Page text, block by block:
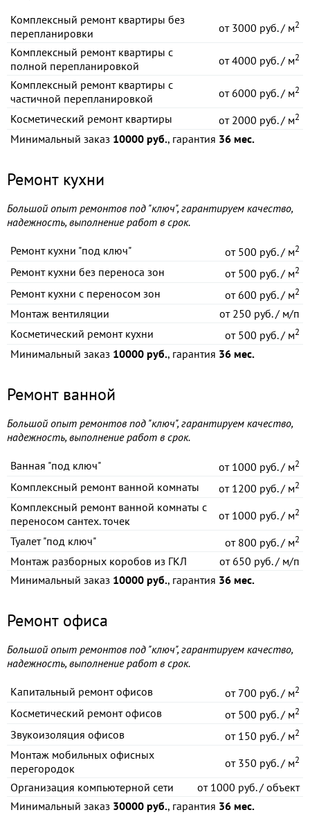
Комплексный ремонт квартиры без
перепланировки
от3000 руб. / м2
Комплексный ремонт квартиры с
полной перепланировкой
от4000 руб. / м2
Комплексный ремонт квартиры с
частичной перепланировкой
от6000 руб. / м2
Косметический ремонт квартиры от2000 руб. / м2
Минимальный заказ 10000 руб., гарантия 36 мес.
Ремонт кухни
Большой опыт ремонтов под "ключ", гарантируем качество,
надежность, выполнение работ в срок.
Ремонт кухни "под ключ" от500 руб. / м2
Ремонт кухни без переноса зон от500 руб. / м2
Ремонт кухни с переносом зон от600 руб. / м2
Монтаж вентиляции от250 руб. / м/п
Косметический ремонт кухни
от500 руб. / м2
Минимальный заказ 10000 руб., гарантия 36 мес.
Ремонт ванной
Большой опыт ремонтов под "ключ", гарантируем качество,
надежность, выполнение работ в срок.
Ванная "под ключ" от1000 руб. / м2
Комплексный ремонт ванной комнаты от1200 руб. / м2
Комплексный ремонт ванной комнаты с
переносом сантех. точек
от1000 руб. / м2
Туалет "под ключ" от800 руб. / м2
Монтаж разборных коробов из ГКЛ от650 руб. / м/п
Минимальный заказ 10000 руб., гарантия 36 мес.
Ремонт офиса
Большой опыт ремонтов под "ключ", гарантируем качество,
надежность, выполнение работ в срок.
Капитальный ремонт офисов от700 руб. / м2
Косметический ремонт офисов от500 руб. / м2
Звукоизоляция офисов от150 руб. / м2
Монтаж мобильных офисных
перегородок
от350 руб. / м2
Организация компьютерной сети от1000 руб. / объект
Минимальный заказ 30000 руб., гарантия 36 мес.